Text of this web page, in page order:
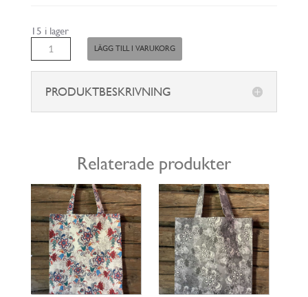
15 i lager
Mössa
trikå
-
mängd
LÄGG TILL I VARUKORG
PRODUKTBESKRIVNING
Relaterade produkter